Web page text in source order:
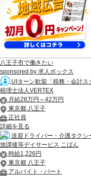
八王子市で働きたい
sponsored by 求人ボックス
UIターン歓迎「税務・会計ス
税理士法人VERTEX
月給28万円～42万円
東京都 八王子
正社員
詳細を見る
送迎ドライバー・介護タク
放課後等デイサービス こぱん
時給1,226円
東京都 八王子
アルバイト・パート